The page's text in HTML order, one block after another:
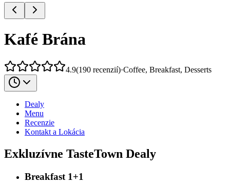
Kafé Brána
4.9(190 recenzií)·Coffee, Breakfast, Desserts
Dealy
Menu
Recenzie
Kontakt a Lokácia
Exkluzívne TasteTown Dealy
Breakfast 1+1